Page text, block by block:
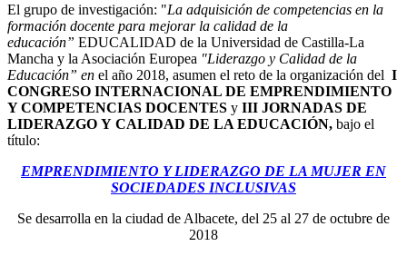
El grupo de investigación: "La adquisición de competencias en la
formación docente para mejorar la calidad de la
educación” EDUCALIDAD de la Universidad de Castilla-La
Mancha y la Asociación Europea "Liderazgo y Calidad de la
Educación” en el año 2018, asumen el reto de la organización del I
CONGRESO INTERNACIONAL DE EMPRENDIMIENTO
Y COMPETENCIAS DOCENTES y III JORNADAS DE
LIDERAZGO Y CALIDAD DE LA EDUCACIÓN, bajo el
título:
EMPRENDIMIENTO Y LIDERAZGO DE LA MUJER EN
SOCIEDADES INCLUSIVAS
Se desarrolla en la ciudad de Albacete, del 25 al 27 de octubre de
2018